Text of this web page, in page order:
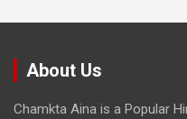
About Us
Chamkta Aina is a Popular